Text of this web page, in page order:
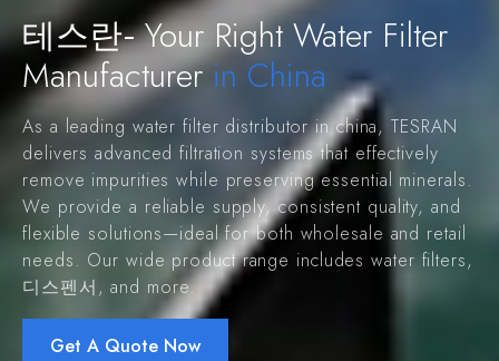
테스란-Your Right Water Filter
Manufacturer in China
As a leading water filter distributor in china,TESRAN
delivers advanced filtration systems that effectively
remove impurities while preserving essential minerals.
We provide a reliable supply,consistent quality,and
flexible solutions—ideal for both wholesale and retail
needs. Our wide product range includes water filters,
디스펜서,and more.
Get A Quote Now